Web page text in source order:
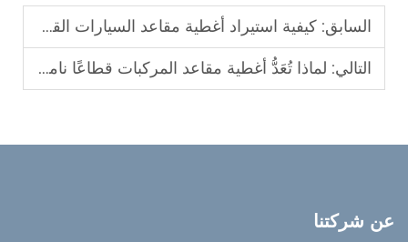
السابق: كيفية استيراد أغطية مقاعد السيارات القماشية من مصانع صينية موثوقة
التالي: لماذا تُعَدُّ أغطية مقاعد المركبات قطاعًا ناميًا في مجال إكسسوارات السيارات؟
عن شركتنا